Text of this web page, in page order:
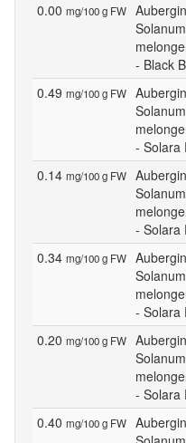
0.00 mg/100 g FW
Solanum
- Black
0.49 mg/100 g FW
Solanum
- Solara
0.14 mg/100 g FW
Solanum
- Solara
0.34 mg/100 g FW
Solanum
- Solara
0.20 mg/100 g FW
Solanum
- Solara
0.40 mg/100 g FW